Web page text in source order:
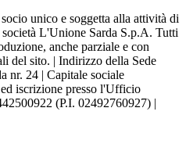
unico e soggetta alla attività di
L'Unione Sarda S.p.A. Tutti
anche parziale e con
del sito. | Indirizzo della Sede
nr. 24 | Capitale sociale
iscrizione presso l'Ufficio
(P.I. 02492760927) |